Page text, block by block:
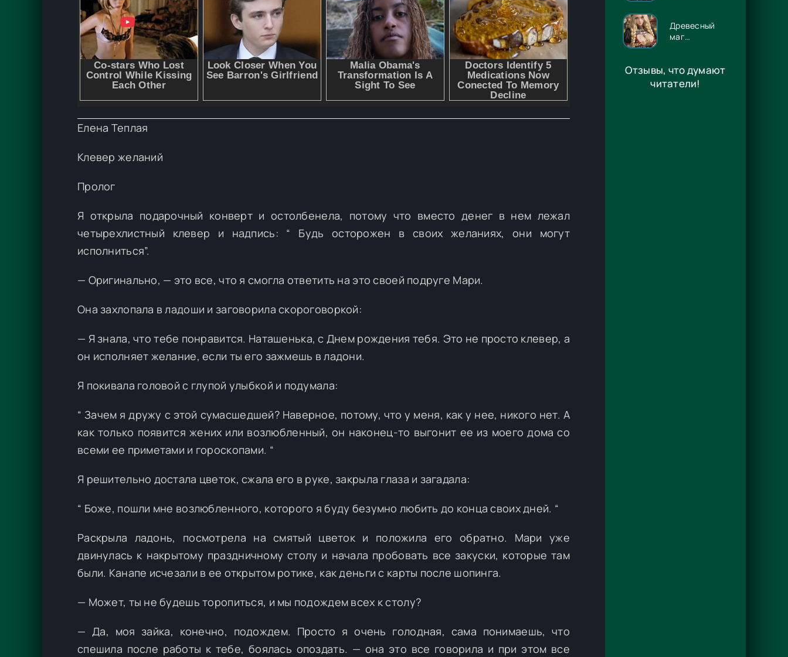
Древесный
маг
- Игорь
Павлов
Отзывы, что думают
читатели!
Елена Теплая
Клевер желаний
Пролог
Я открыла подарочный конверт и остолбенела, потому что вместо денег в нем лежал
четырехлистный клевер и надпись: “ Будь осторожен в своих желаниях, они могут
исполниться”.
— Оригинально, — это все, что я смогла ответить на это своей подруге Мари.
Она захлопала в ладоши и заговорила скороговоркой:
— Я знала, что тебе понравится. Наташенька, с Днем рождения тебя. Это не просто клевер, а
он исполняет желание, если ты его зажмешь в ладони.
Я покивала головой с глупой улыбкой и подумала:
“ Зачем я дружу с этой сумасшедшей? Наверное, потому, что у меня, как у нее, никого нет. А
как только появится жених или возлюбленный, он наконец-то выгонит ее из моего дома со
всеми ее приметами и гороскопами. “
Я решительно достала цветок, сжала его в руке, закрыла глаза и загадала:
“ Боже, пошли мне возлюбленного, которого я буду безумно любить до конца своих дней. “
Раскрыла ладонь, посмотрела на смятый цветок и положила его обратно. Мари уже
двинулась к накрытому праздничному столу и начала пробовать все закуски, которые там
были. Канапе исчезали в ее открытом ротике, как деньги с карты после шопинга.
— Может, ты не будешь торопиться, и мы подождем всех к столу?
— Да, моя зайка, конечно, подождем. Просто я очень голодная, сама понимаешь, что
спешила после работы к тебе, боялась опоздать. — она это все говорила и при этом все